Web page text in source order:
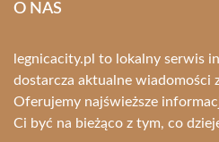
O NAS
legnicacity.pl to lokalny serwis
dostarcza aktualne wiadomości
Oferujemy najświeższe
Ci być na bieżąco z tym, co